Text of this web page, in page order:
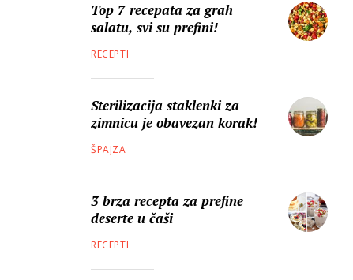
Top 7 recepata za grah
salatu, svi su prefini!
RECEPTI
Sterilizacija staklenki za
zimnicu je obavezan korak!
ŠPAJZA
3 brza recepta za prefine
deserte u čaši
RECEPTI